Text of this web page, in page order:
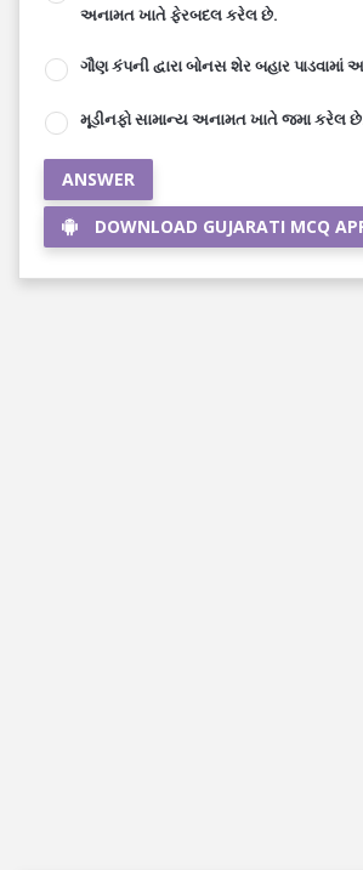
અનામત ખાતે ફેરબદલ કરેલ છે.
ગૌણ કંપની દ્વારા બોનસ શેર બહાર
મૂડીનફો સામાન્ય અનામત ખાતે જમા કરેલ
ANSWER
DOWNLOAD GUJARATI MCQ